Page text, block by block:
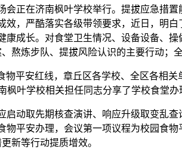
在济南枫叶学校举行。提拔应急措置
，严酷落实各级带领要求，近日，明
成长。对食堂卫生情况、设备设备、
熬炼步队、提拔风险认识的主要行动；
安红线，章丘区各学校、全区各相关
叶学校相关担任同志分享了学校食堂办
取先期核查演讲、响应升级取变乱查
平安办理，会议第一项议程为校园食
新等行动提质增效。